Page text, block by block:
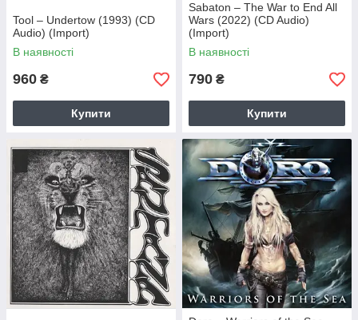
Tool – Undertow (1993) (CD
Audio) (Import)
В наявності
960 ₴
Купити
Sabaton – The War to End All
Wars (2022) (CD Audio)
(Import)
В наявності
790 ₴
Купити